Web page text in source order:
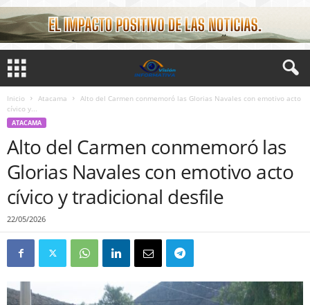
Inicio Atacama
Alto del Carmen conmemoró las Glorias Navales con emotivo acto
cívico y...
ATACAMA
Alto del Carmen conmemoró las
Glorias Navales con emotivo acto
cívico y tradicional desfile
22/05/2026